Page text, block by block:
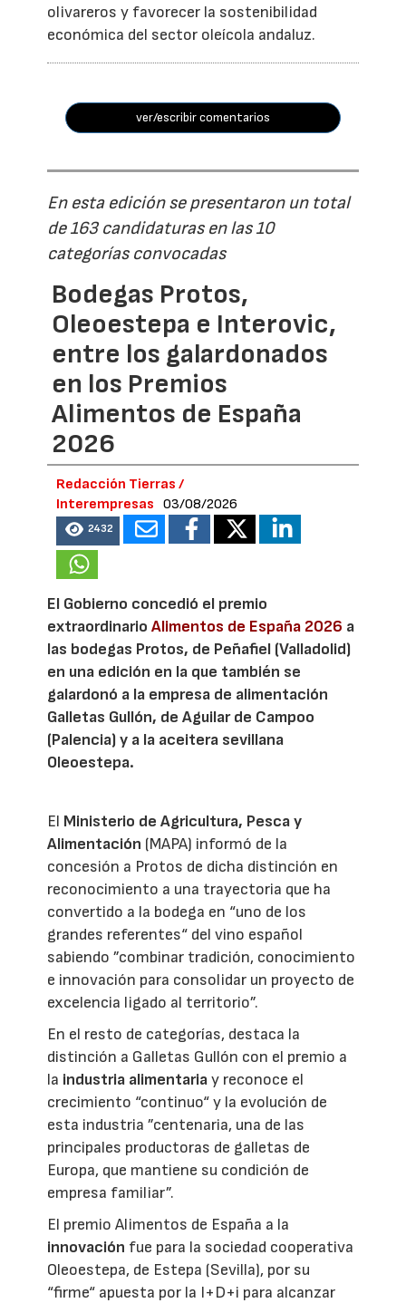
olivareros y favorecer la sostenibilidad
económica del sector oleícola andaluz.
ver/escribir comentarios
En esta edición se presentaron un total
de 163 candidaturas en las 10
categorías convocadas
Bodegas Protos,
Oleoestepa e Interovic,
entre los galardonados
en los Premios
Alimentos de España
2026
Redacción Tierras /
Interempresas
03/08/2026
2432
El Gobierno concedió el premio
extraordinarioAlimentos de España 2026 a
las bodegas Protos, de Peñafiel (Valladolid)
en una edición en la que también se
galardonó a la empresa de alimentación
Galletas Gullón, de Aguilar de Campoo
(Palencia) y a la aceitera sevillana
Oleoestepa.
El Ministerio de Agricultura, Pesca y
Alimentación (MAPA) informó de la
concesión a Protos de dicha distinción en
reconocimiento a una trayectoria que ha
convertido a la bodega en “uno de los
grandes referentes“ del vino español
sabiendo ”combinar tradición, conocimiento
e innovación para consolidar un proyecto de
excelencia ligado al territorio”.
En el resto de categorías, destaca la
distinción a Galletas Gullón con el premio a
la industria alimentariay reconoce el
crecimiento “continuo“ y la evolución de
esta industria ”centenaria, una de las
principales productoras de galletas de
Europa, que mantiene su condición de
empresa familiar”.
El premio Alimentos de España a la
innovación fue para la sociedad cooperativa
Oleoestepa, de Estepa (Sevilla), por su
“firme“ apuesta por la I+D+i para alcanzar